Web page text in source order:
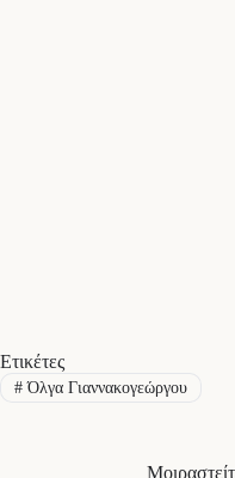
Ετικέτες
#Όλγα Γιαννακογεώργου